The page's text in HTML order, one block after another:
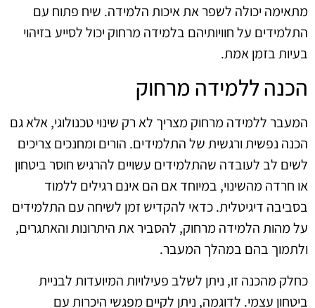
מתאימה יכולה לשפר את איכות הלמידה. שיח פתוח עם
התלמידים על חוויותיהם בלמידה מרחוק יכול לסייע בזיהוי
בעיות בזמן אמת.
הכנה ללמידה מרחוק
המעבר ללמידה מרחוק מצריך לא רק שינוי טכנולוגי, אלא גם
הכנה נפשית ורגשית של התלמידים. הורים ומחנכים צריכים
לשים לב לעובדה שהתלמידים עשויים להרגיש חוסר ביטחון
או חרדה מהשינוי, במיוחד אם הם אינם רגילים ללמוד
בסביבה דיגיטלית. כדאי להקדיש זמן לשיחה עם התלמידים
על מהות הלמידה מרחוק, להסביר את היתרונות והאתגרים,
ולתמוך בהם במהלך המעבר.
כחלק מהכנה זו, ניתן לשלב פעילויות המיועדות לבניית
ביטחון עצמי. לדוגמה, ניתן לקיים מפגשי היכרות עם